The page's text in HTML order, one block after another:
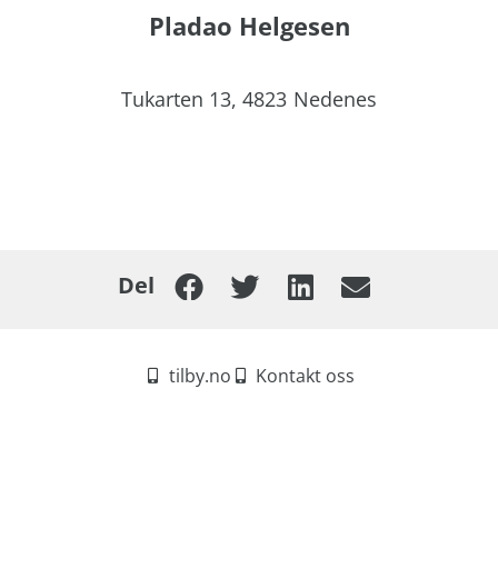
Pladao Helgesen
Tukarten 13, 4823 Nedenes
Del
tilby.no Kontakt oss